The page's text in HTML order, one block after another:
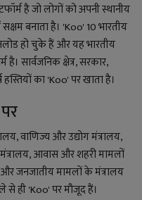
है जो लोगों को अपनी स्थानीय
बनाता है। 'Koo' 10 भारतीय
हो चुके हैं और यह भारतीय
सार्वजनिक क्षेत्र, सरकार,
का 'Koo' पर खाता है।
वाणिज्य और उद्योग मंत्रालय,
आवास और शहरी मामलों
जनजातीय मामलों के मंत्रालय
से ही 'Koo' पर मौजूद हैं।